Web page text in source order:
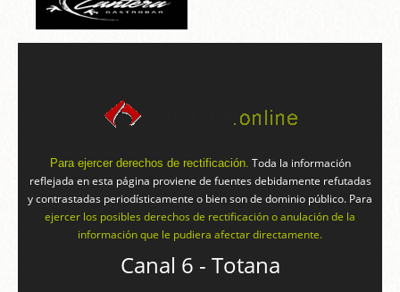
Para ejercer derechos de rectificación. Toda la información
reflejada en esta página proviene de fuentes debidamente refutadas
y contrastadas periodísticamente o bien son de dominio público. Para
ejercer los posibles derechos de rectificación o anulación de la
información que le pudiera afectar directamente.
Canal 6 - Totana